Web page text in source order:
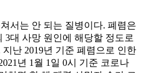
서는 안 되는 질병이다. 폐렴은
3대 사망 원인에 해당할 정도로
난 2019년 기준 폐렴으로 인한
년 1월 1일 0시 기준 코로나